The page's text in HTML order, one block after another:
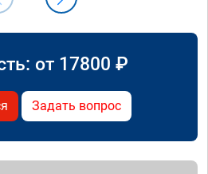
от 17800 ₽
Задать вопрос